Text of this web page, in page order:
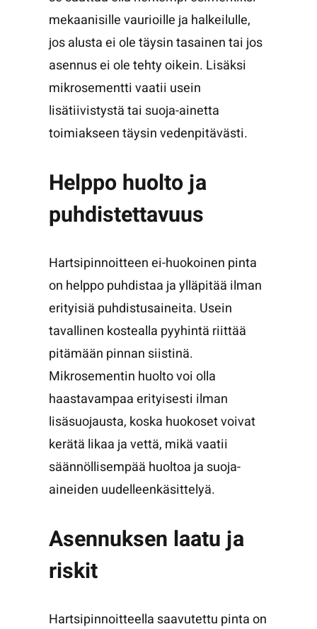
mekaanisille vaurioille ja halkeilulle,
jos alusta ei ole täysin tasainen tai jos
asennus ei ole tehty oikein. Lisäksi
mikrosementti vaatii usein
lisätiivistystä tai suoja-ainetta
toimiakseen täysin vedenpitävästi.
Helppo huolto ja
puhdistettavuus
Hartsipinnoitteen ei-huokoinen pinta
on helppo puhdistaa ja ylläpitää ilman
erityisiä puhdistusaineita. Usein
tavallinen kostealla pyyhintä riittää
pitämään pinnan siistinä.
Mikrosementin huolto voi olla
haastavampaa erityisesti ilman
lisäsuojausta, koska huokoset voivat
kerätä likaa ja vettä, mikä vaatii
säännöllisempää huoltoa ja suoja-
aineiden uudelleenkäsittelyä.
Asennuksen laatu ja
riskit
Hartsipinnoitteella saavutettu pinta on